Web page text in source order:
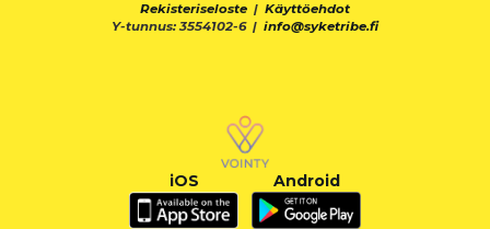
Rekisteriseloste | Käyttöehdot
Y-tunnus: 3554102-6 | info@syketribe.fi
iOS Android